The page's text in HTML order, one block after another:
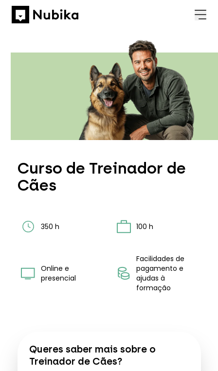
Curso de Treinador de
Cães
350 h 100 h
Online e
presencial
Facilidades de
pagamento e
ajudas à
formação
Queres saber mais sobre o
Treinador de Cães?